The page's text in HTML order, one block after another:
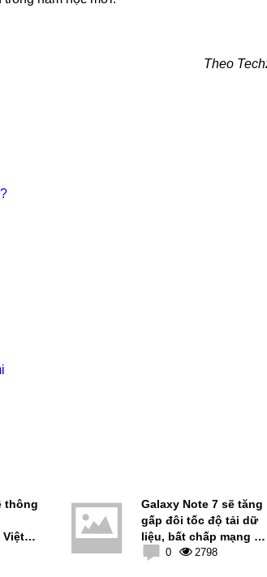
Theo
thông
Việt
Galaxy Note 7 sẽ tăng
gấp đôi tốc độ tải dữ
liệu, bất chấp mạng gì
nhờ công nghệ 4x4
0 2798